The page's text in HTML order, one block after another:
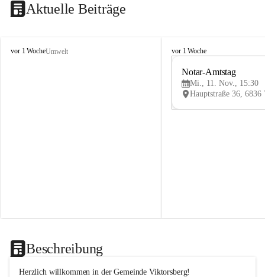
Aktuelle Beiträge
V
vor 1 WocheUmwelt
V
vor 1 Woche
Notar-Amtstag
Mi., 11. Nov., 15:30
Beschreibung
Herzlich willkommen in der Gemeinde Viktorsberg!